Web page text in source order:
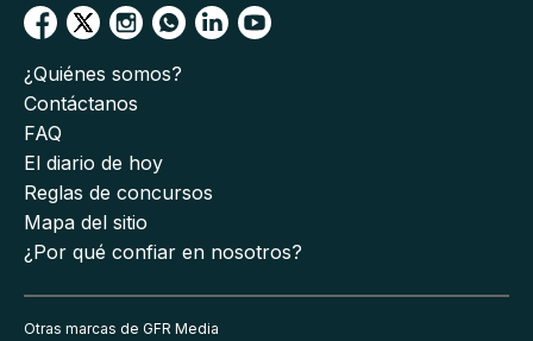
¿Quiénes somos?
Contáctanos
FAQ
El diario de hoy
Reglas de concursos
Mapa del sitio
¿Por qué confiar en nosotros?
Otras marcas de GFR Media